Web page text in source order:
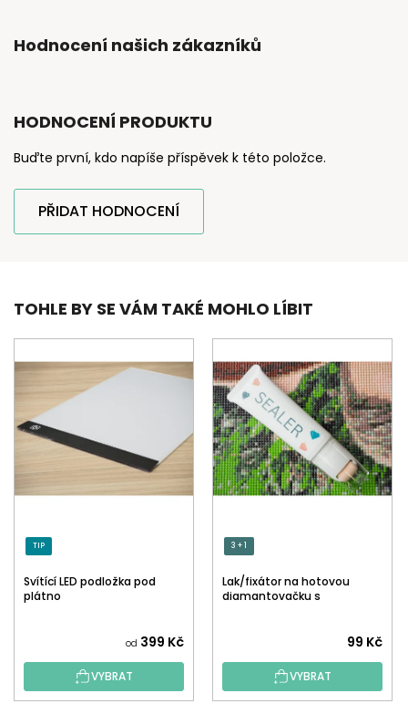
Hodnocení našich zákazníků
HODNOCENÍ PRODUKTU
Buďte první, kdo napíše příspěvek k této položce.
PŘIDAT HODNOCENÍ
TOHLE BY SE VÁM TAKÉ MOHLO LÍBIT
TIP
Svítící LED podložka pod
plátno
od 399 Kč
VYBRAT
3 + 1
Lak/fixátor na hotovou
diamantovačku s
hodnocení
produktu
je
99 Kč
VYBRAT